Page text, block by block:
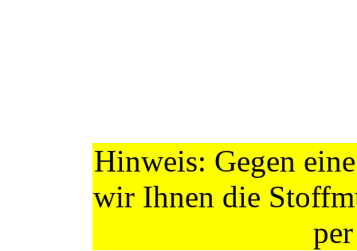
Hinweis: Gegen
wir Ihnen die